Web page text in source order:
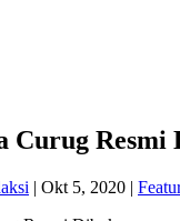
Curug Resmi
| Okt 5, 2020 |